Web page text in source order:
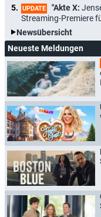
UPDATE "Akte X:
Streaming-Premiere
Newsübersicht
Neueste Meldungen